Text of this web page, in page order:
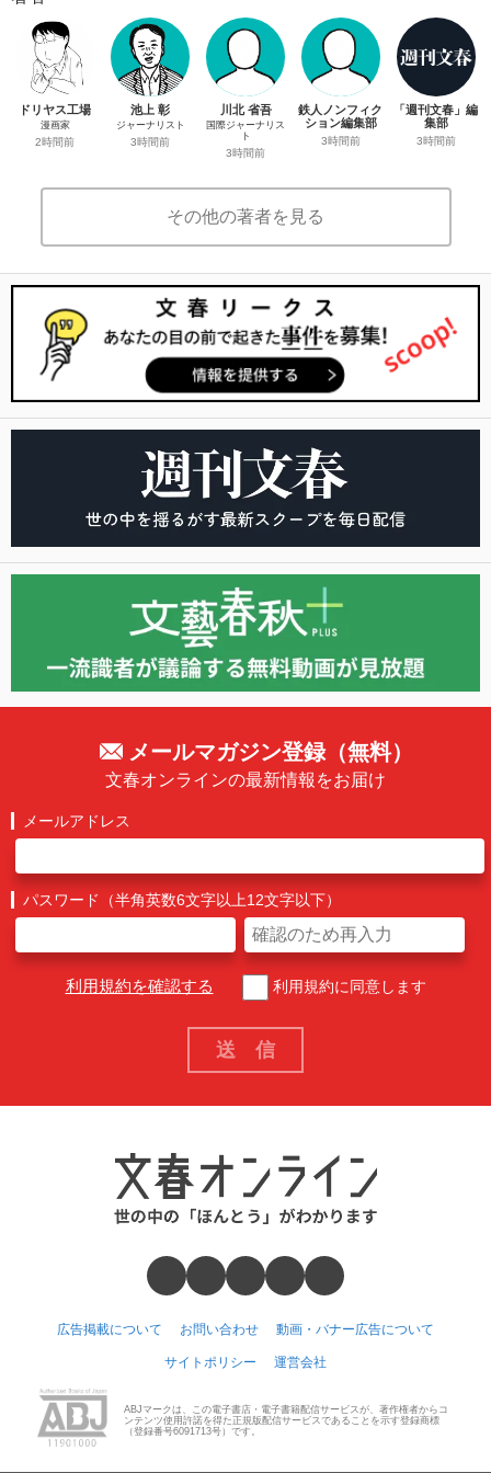
ドリヤス工場
漫画家
2時間前
池上 彰
ジャーナリスト
3時間前
川北 省吾
国際ジャーナリス
ト
3時間前
鉄人ノンフィク
ション編集部
3時間前
「週刊文春」編
集部
3時間前
その他の著者を見る
メールマガジン登録（無料）
文春オンラインの最新情報をお届け
メールアドレス
パスワード（半角英数6文字以上12文字以下）
利用規約を確認する 利用規約に同意します
広告掲載について お問い合わせ 動画・バナー広告について
サイトポリシー 運営会社
ABJマークは、この電子書店・電子書籍配信サービスが、著作権者からコ
ンテンツ使用許諾を得た正規版配信サービスであることを示す登録商標
（登録番号6091713号）です。